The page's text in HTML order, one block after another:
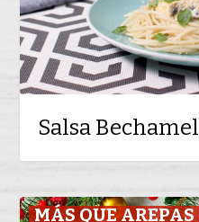
Salsa Bechamel
MÁS QUE AREPAS
Salsa